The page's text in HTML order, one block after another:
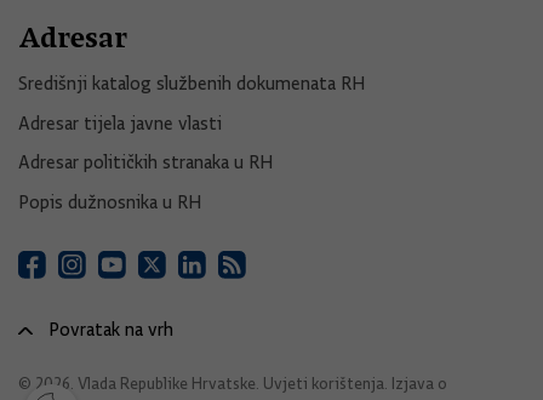
Adresar
Središnji katalog službenih dokumenata RH
Adresar tijela javne vlasti
Adresar političkih stranaka u RH
Popis dužnosnika u RH
Povratak na vrh
© 2026. Vlada Republike Hrvatske. Uvjeti korištenja Izjava o